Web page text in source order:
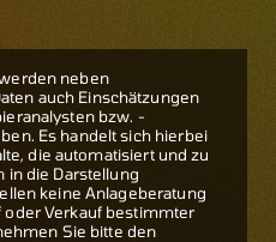
werden neben
auch Einschätzungen
bzw. -
Es handelt sich hierbei
die automatisiert und zu
die Darstellung
keine Anlageberatung
Verkauf bestimmter
Sie bitte den